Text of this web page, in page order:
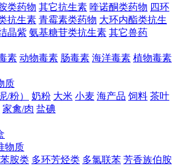
类药物 其它抗生素 喹诺酮类药物 四环
抗生素 青霉素类药物 大环内酯类抗生
晶紫 氨基糖苷类抗生素 其它兽药
素 动物毒素 肠毒素 海洋毒素 植物毒素
质
/粉） 奶粉 大米 小麦 海产品 饲料 茶叶
家禽/肉 盐碘
物质
苯胺类 多环芳烃类 多氯联苯 芳香族伯胺